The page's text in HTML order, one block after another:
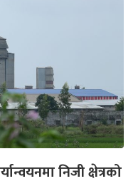
निजी क्षेत्रको